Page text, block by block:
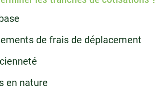
de frais de déplacement
en nature